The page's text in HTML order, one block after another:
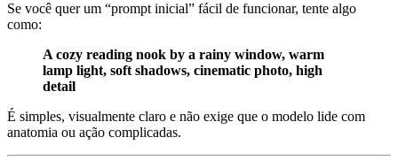
Se você quer um “prompt inicial” fácil de funcionar, tente algo
como:
A cozy reading nook by a rainy window, warm
lamp light, soft shadows, cinematic photo, high
detail
É simples, visualmente claro e não exige que o modelo lide com
anatomia ou ação complicadas.